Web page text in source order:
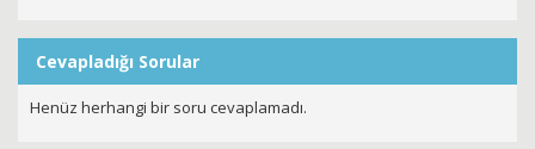
Cevapladığı Sorular
Henüz herhangi bir soru cevaplamadı.